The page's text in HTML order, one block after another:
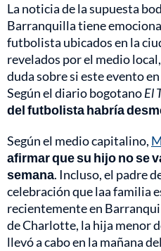
La noticia de la supuesta
Barranquilla tiene
futbolista ubicados en la
revelados por el medio
duda sobre si este evento
Según el diario bogotanoEl
del futbolista habría
Según el medio capitalino,
afirmar que su hijo no se
semana. Incluso, el padre
celebración que laa familia
recientemente en
de Charlotte, la hija menor
llevó a cabo en la mañana